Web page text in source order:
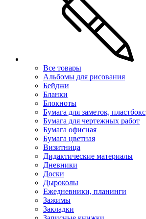
Все товары
Альбомы для рисования
Бейджи
Бланки
Блокноты
Бумага для заметок, пластбокс
Бумага для чертежных работ
Бумага офисная
Бумага цветная
Визитница
Дидактические материалы
Дневники
Доски
Дыроколы
Ежедневники, планинги
Зажимы
Закладки